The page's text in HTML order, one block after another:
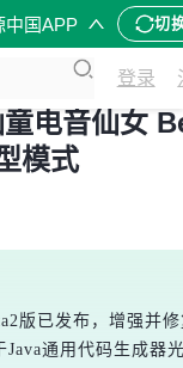
中国APP 切
登录
电音仙女
模式
版已发布，增强并
通用代码生成器